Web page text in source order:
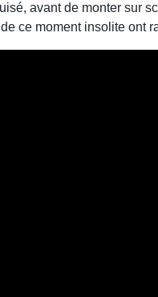
avant de monter sur
ce moment insolite ont